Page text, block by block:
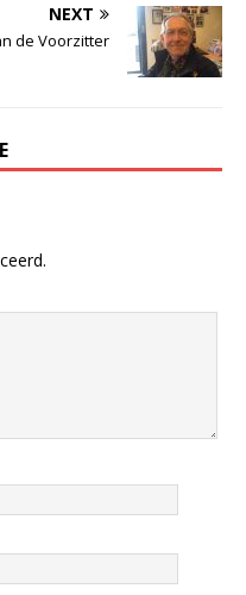
NEXT
de Voorzitter